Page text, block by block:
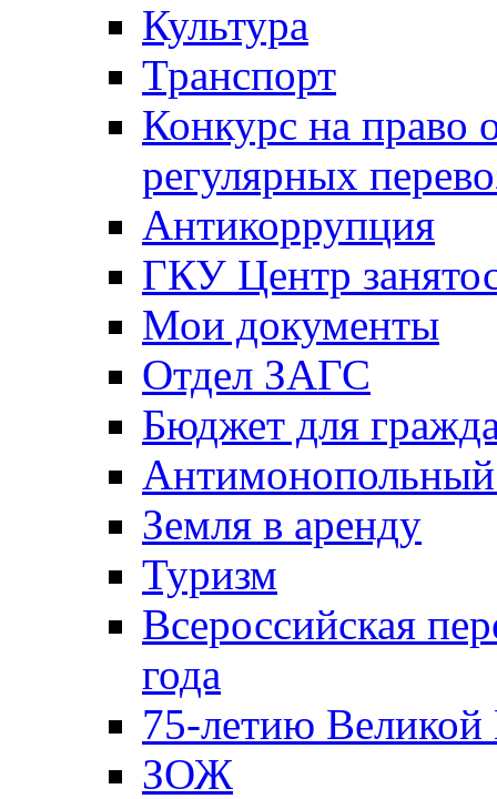
Культура
Транспорт
Конкурс на право
регулярных
Антикоррупция
ГКУ Центр
Мои документы
Отдел ЗАГС
Бюджет для
Антимонопольный
Земля в аренду
Туризм
Всероссийская
года
75-летию
ЗОЖ